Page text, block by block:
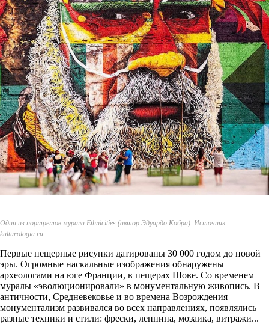
Один из портретов мурала Ethnicities (автор Эдуардо Кобра). Источник:
kulturologia.ru
Первые пещерные рисунки датированы 30 000 годом до новой
эры. Огромные наскальные изображения обнаружены
археологами на юге Франции, в пещерах Шове. Со временем
муралы «эволюционировали» в монументальную живопись. В
античности, Средневековье и во времена Возрождения
монументализм развивался во всех направлениях, появлялись
разные техники и стили: фрески, лепнина, мозаика, витражи...